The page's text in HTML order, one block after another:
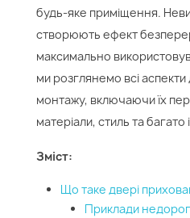
будь-яке приміщення.
створюють ефект
максимально
ми розглянемо всі
монтажу, включаючи їх
матеріали, стиль та багато
Зміст:
Що таке двері
Приклади